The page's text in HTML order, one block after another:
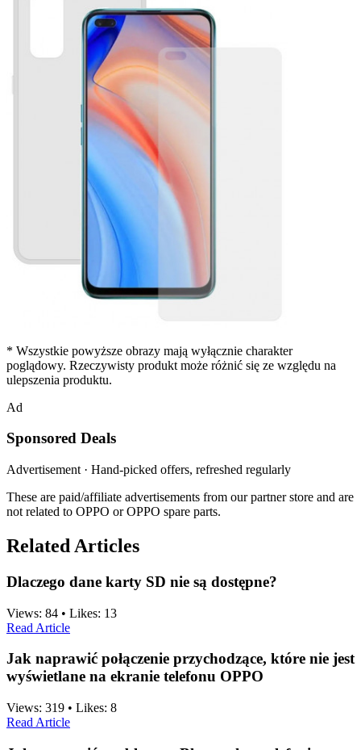
* Wszystkie powyższe obrazy mają wyłącznie charakter
poglądowy. Rzeczywisty produkt może różnić się ze względu na
ulepszenia produktu.
Ad
Sponsored Deals
Advertisement · Hand-picked offers, refreshed regularly
These are paid/affiliate advertisements from our partner store and are
not related to OPPO or OPPO spare parts.
Related Articles
Dlaczego dane karty SD nie są dostępne?
Views: 84 • Likes: 13
Read Article
Jak naprawić połączenie przychodzące, które nie jest
wyświetlane na ekranie telefonu OPPO
Views: 319 • Likes: 8
Read Article